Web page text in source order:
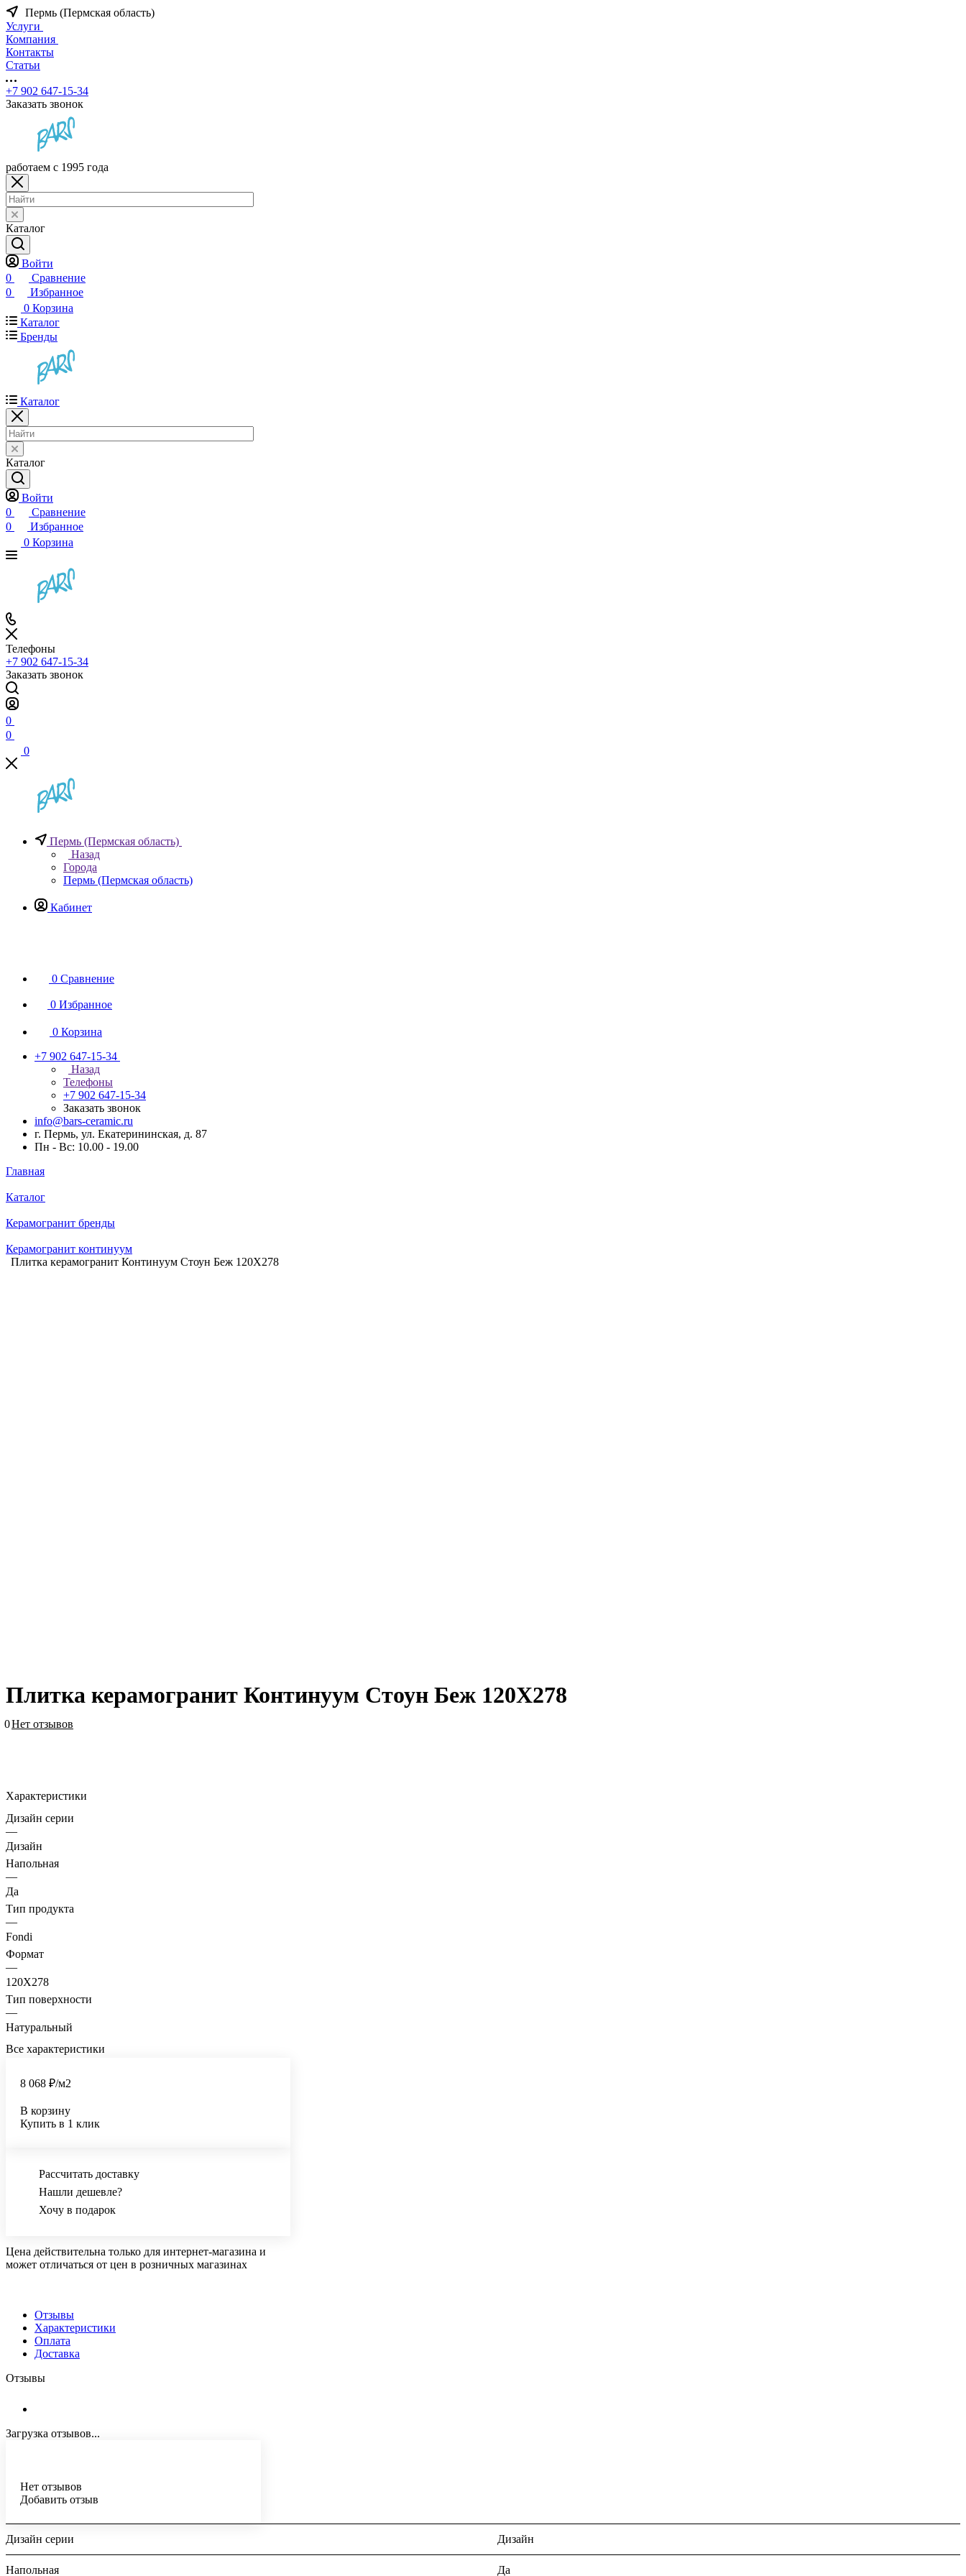
Пермь (Пермская область)
Услуги
Компания
Контакты
Статьи
+7 902 647-15-34
Заказать звонок
работаем с 1995 года
Каталог
Войти
0
Сравнение
0
Избранное
0 Корзина
Каталог
Бренды
Каталог
Каталог
Войти
0
Сравнение
0
Избранное
0 Корзина
Телефоны
+7 902 647-15-34
Заказать звонок
0
0
0
Пермь (Пермская область)
Назад
Города
Пермь (Пермская область)
Кабинет
0 Сравнение
0 Избранное
0 Корзина
+7 902 647-15-34
Назад
Телефоны
+7 902 647-15-34
Заказать звонок
info@bars-ceramic.ru
г. Пермь, ул. Екатерининская, д. 87
Пн - Вс: 10.00 - 19.00
Главная
Каталог
Керамогранит бренды
Керамогранит континуум
Плитка керамогранит Континуум Стоун Беж 120X278
Плитка керамогранит Континуум Стоун Беж 120X278
0Нет отзывов
Характеристики
Дизайн серии
—
Дизайн
Напольная
—
Да
Тип продукта
—
Fondi
Формат
—
120X278
Тип поверхности
—
Натуральный
Все характеристики
8 068 ₽/м2
В корзину
Купить в 1 клик
Рассчитать доставку
Нашли дешевле?
Хочу в подарок
Цена действительна только для интернет-магазина и
может отличаться от цен в розничных магазинах
Отзывы
Характеристики
Оплата
Доставка
Отзывы
Загрузка отзывов...
Нет отзывов
Добавить отзыв
Дизайн серии Дизайн
Напольная Да